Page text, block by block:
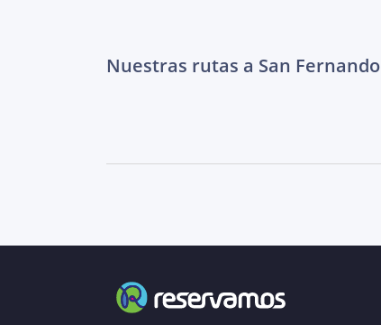
Nuestras rutas a San Fernando